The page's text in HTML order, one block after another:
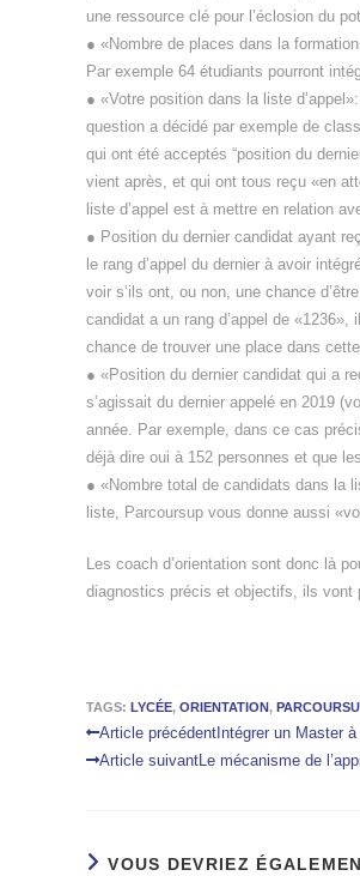
une ressource clé pour l’éclosion du
● «Nombre de places dans la
Par exemple 64 étudiants pourront
● «Votre position dans la liste
question a décidé par exemple de
qui ont été acceptés “position du
vient après, et qui ont tous reçu «en
liste d’appel est à mettre en relation
● Position du dernier candidat ayant
le rang d’appel du dernier à avoir
voir s’ils ont, ou non, une chance
candidat a un rang d’appel de
chance de trouver une place dans
● «Position du dernier candidat qui a
s’agissait du dernier appelé en 2019
année. Par exemple, dans ce cas
déjà dire oui à 152 personnes et que
● «Nombre total de candidats dans la
liste, Parcoursup vous donne aussi
Les coach d’orientation sont donc là
diagnostics précis et objectifs, ils vont
TAGS: LYCÉE, ORIENTATION,
Article précédent Intégrer un Master
Article suivantLe mécanisme de
VOUS DEVRIEZ